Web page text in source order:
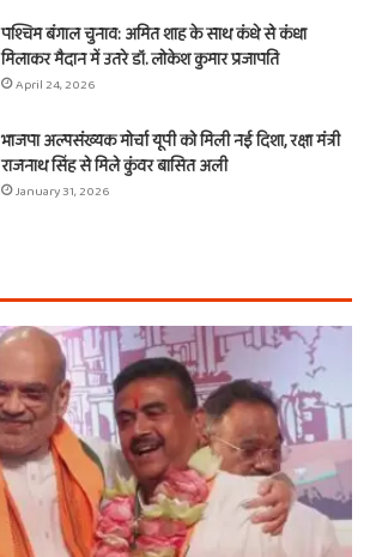
पश्चिम बंगाल चुनाव: अमित शाह के साथ कंधे से कंधा
मिलाकर मैदान में उतरे डॉ. लोकेश कुमार प्रजापति
April 24, 2026
भाजपा अल्पसंख्यक मोर्चा यूपी को मिली नई दिशा, रक्षा मंत्री
राजनाथ सिंह से मिले कुंवर बासित अली
January 31, 2026